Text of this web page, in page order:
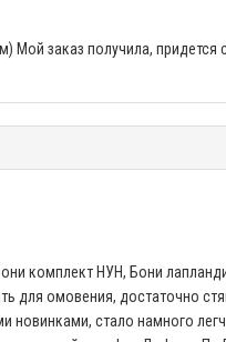
заказ получила, придется
комплект НУН, Бони
для омовения, достаточно
новинками, стало намного